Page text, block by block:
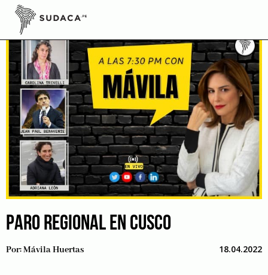
Skip
content
PARO REGIONAL EN CUSCO
Por:Mávila Huertas 18.04.2022